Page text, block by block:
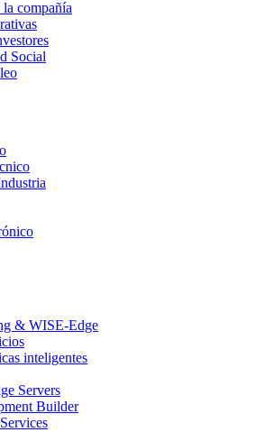
compañía
Social
& WISE-Edge
inteligentes
Servers
Builder